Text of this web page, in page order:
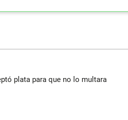
plata para que no lo multara